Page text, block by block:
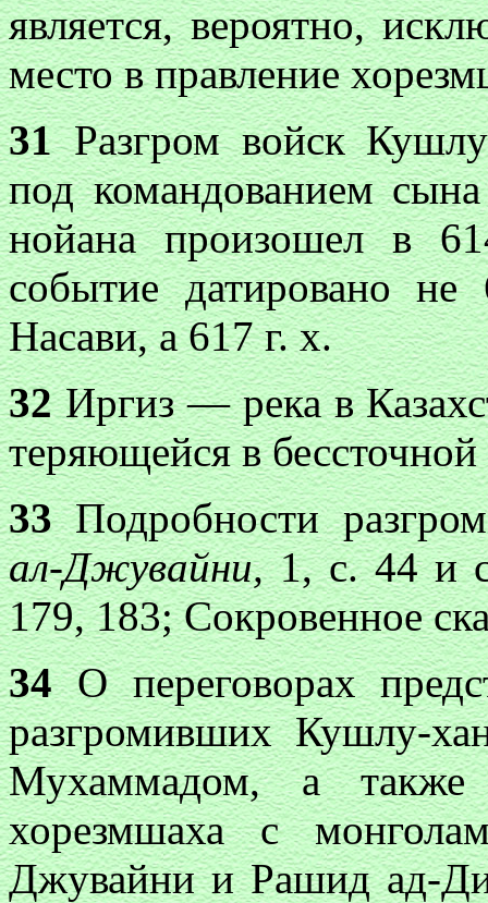
является, вероятно,
место в правление
31Разгром войск
под командованием
нойана произошел в
событие датировано
Насави, а 617 г. х.
32Иргиз — река в
теряющейся в
33Подробности
ал-Джувайни,1, с. 44 и
179, 183; Сокровенное
34О переговорах
разгромивших Кушлу-
Мухаммадом, а
хорезмшаха с
Джувайни и Рашид ад-